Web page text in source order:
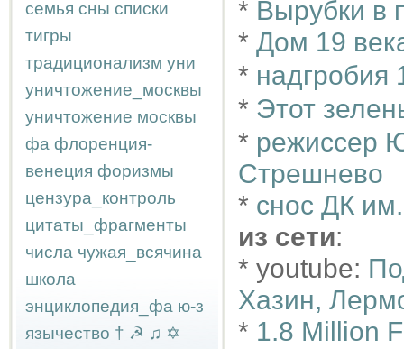
семья сны списки
тигры
традиционализм уни
уничтожение_москвы
уничтожение москвы
фа флоренция-
венеция форизмы
цензура_контроль
цитаты_фрагменты
числа чужая_всячина
школа
энциклопедия_фа ю-з
язычество † ☭ ♫ ✡
* Вырубки в
* Дом 19
* надгробия
* Этот
* режиссер
Стрешнево
* снос ДК
из сети:
* youtube:
Хазин,
* 1.8 Million